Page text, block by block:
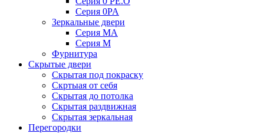
Серия 0PA
Зеркальные двери
Серия MA
Серия M
Фурнитура
Скрытые двери
Скрытая под покраску
Скртыая от себя
Скрытая до потолка
Скрытая раздвижная
Скрытая зеркальная
Перегородки